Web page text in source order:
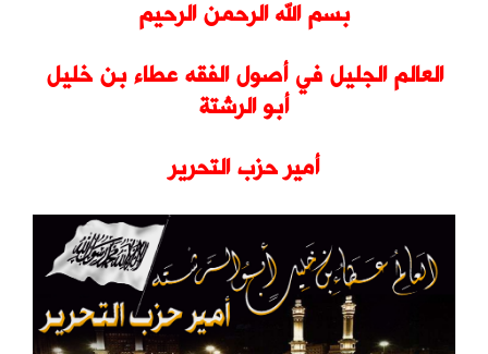
بسم الله الرحمن الرحيم
العالم الجليل في أصول الفقه عطاء بن خليل
أبو الرشتة
أمير حزب التحرير